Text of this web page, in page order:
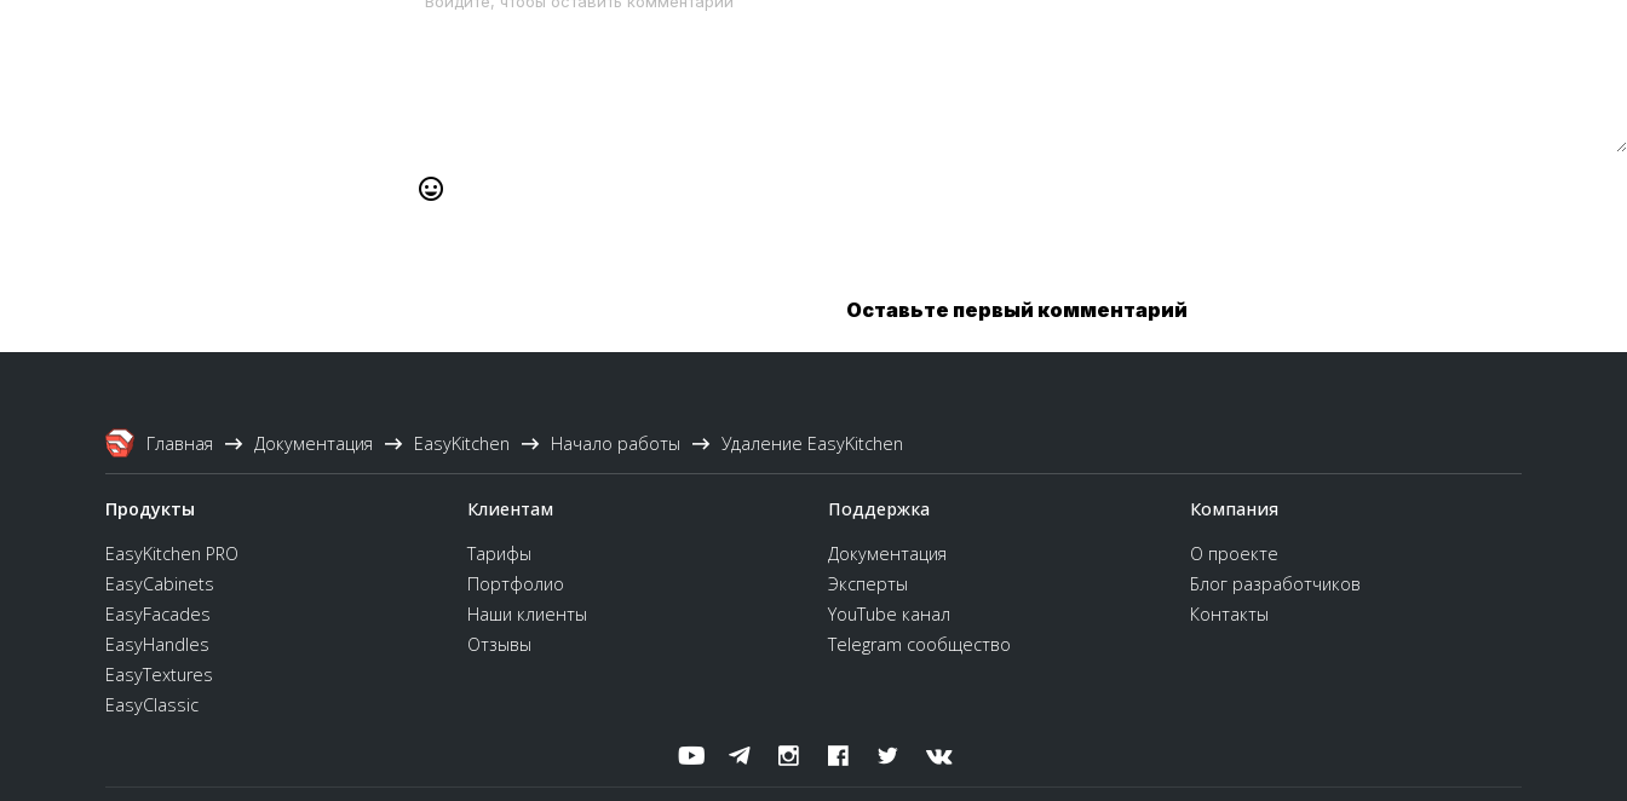
Оставьте первый комментарий
Главная Документация EasyKitchen Начало работы Удаление EasyKitchen
Продукты
EasyKitchen PRO
EasyCabinets
EasyFacades
EasyHandles
EasyTextures
EasyClassic
Клиентам
Тарифы
Портфолио
Наши клиенты
Отзывы
Поддержка
Документация
Эксперты
YouTube канал
Telegram сообщество
Компания
О проекте
Блог разработчиков
Контакты